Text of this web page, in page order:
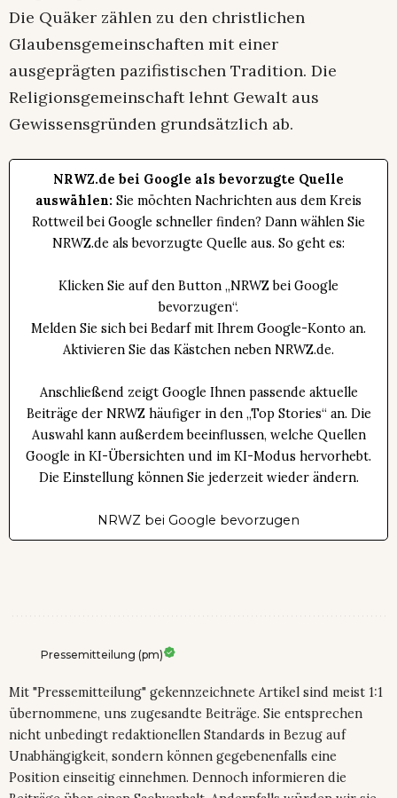
Die Quäker zählen zu den christlichen
Glaubensgemeinschaften mit einer
ausgeprägten pazifistischen Tradition. Die
Religionsgemeinschaft lehnt Gewalt aus
Gewissensgründen grundsätzlich ab.
NRWZ.de bei Google als bevorzugte Quelle
auswählen: Sie möchten Nachrichten aus dem Kreis
Rottweil bei Google schneller finden? Dann wählen Sie
NRWZ.de als bevorzugte Quelle aus. So geht es:
Klicken Sie auf den Button „NRWZ bei Google
bevorzugen“.
Melden Sie sich bei Bedarf mit Ihrem Google-Konto an.
Aktivieren Sie das Kästchen neben NRWZ.de.
Anschließend zeigt Google Ihnen passende aktuelle
Beiträge der NRWZ häufiger in den „Top Stories“ an. Die
Auswahl kann außerdem beeinflussen, welche Quellen
Google in KI-Übersichten und im KI-Modus hervorhebt.
Die Einstellung können Sie jederzeit wieder ändern.
NRWZ bei Google bevorzugen
Pressemitteilung (pm)
Mit "Pressemitteilung" gekennzeichnete Artikel sind meist 1:1
übernommene, uns zugesandte Beiträge. Sie entsprechen
nicht unbedingt redaktionellen Standards in Bezug auf
Unabhängigkeit, sondern können gegebenenfalls eine
Position einseitig einnehmen. Dennoch informieren die